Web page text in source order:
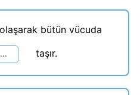
bütün vücuda
taşır.